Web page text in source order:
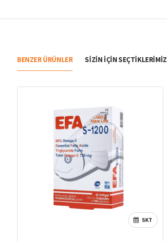
BENZER ÜRÜNLER SIZIN IÇIN SEÇTIKLERIMIZ
SKT